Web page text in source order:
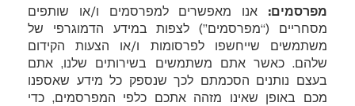
מפרסמים: אנו מאפשרים למפרסמים ו/או שותפים
מסחריים (“מפרסמים”) לצפות במידע הדמוגרפי של
משתמשים שייחשפו לפרסומות ו/או הצעות הקידום
שלהם. כאשר אתם משתמשים בשירותים שלנו, אתם
בעצם נותנים הסכמתם לכך שנספק כל מידע שאספנו
מכם באופן שאינו מזהה אתכם כלפי המפרסמים, כדי